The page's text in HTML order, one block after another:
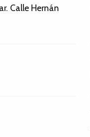
Calle Hernán